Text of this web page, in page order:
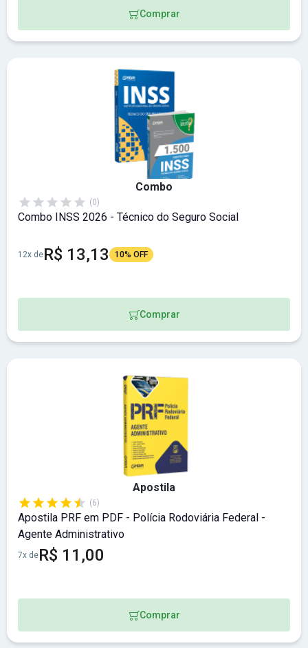
Comprar
Combo
(0)
Combo INSS 2026 - Técnico do Seguro Social
12x deR$ 13,13 10% OFF
Comprar
Apostila
(6)
Apostila PRF em PDF - Polícia Rodoviária Federal -
Agente Administrativo
7x deR$ 11,00
Comprar